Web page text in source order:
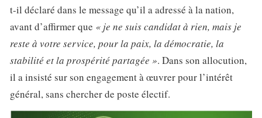
t-il déclaré dans le message qu’il a adressé à la nation,
avant d’affirmer que « je ne suis candidat à rien, mais je
reste à votre service, pour la paix, la démocratie, la
stabilité et la prospérité partagée ». Dans son allocution,
il a insisté sur son engagement à œuvrer pour l’intérêt
général, sans chercher de poste électif.